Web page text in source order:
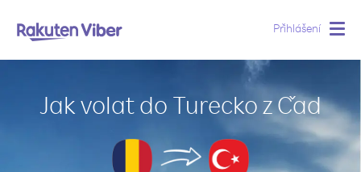
Přihlášení
Jak volat do Turecko z Čad